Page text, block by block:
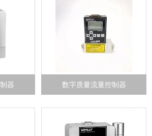
器 数字质量流量控制器